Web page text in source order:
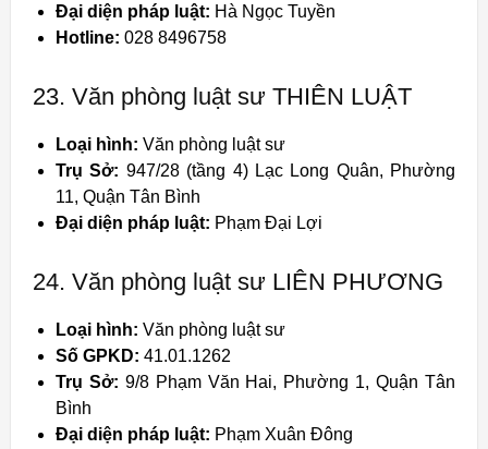
Đại diện pháp luật: Hà Ngọc Tuyền
Hotline: 028 8496758
23. Văn phòng luật sư THIÊN LUẬT
Loại hình: Văn phòng luật sư
Trụ Sở: 947/28 (tầng 4) Lạc Long Quân, Phường
11, Quận Tân Bình
Đại diện pháp luật: Phạm Đại Lợi
24. Văn phòng luật sư LIÊN PHƯƠNG
Loại hình: Văn phòng luật sư
Số GPKD: 41.01.1262
Trụ Sở: 9/8 Phạm Văn Hai, Phường 1, Quận Tân
Bình
Đại diện pháp luật: Phạm Xuân Đông